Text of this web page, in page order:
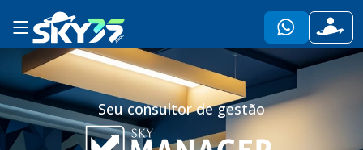
Seu consultor de gestão